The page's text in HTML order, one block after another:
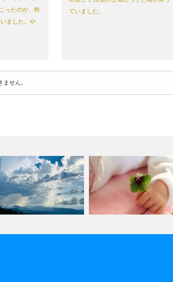
ったのか、昨
ました。や
ていました。 …
せん。